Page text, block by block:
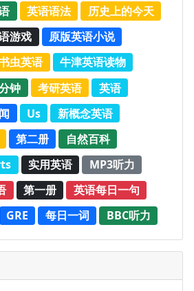
英语语法
历史上的今天
游戏
原版英语小说
虫英语
牛津英语读物
钟 考研英语
英语
Us
新概念英语
第二册
自然百科
实用英语
MP3听力
第一册
英语每日一句
GRE 每日一词 BBC听力